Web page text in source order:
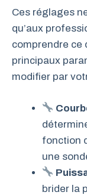
Ces réglages
qu’aux
comprendre ce
principaux
modifier par
fonction
une
brider la